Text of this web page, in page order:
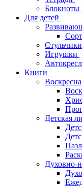
Блокноты
Для детей
Игрушки
Книги
Детская
Духовно-